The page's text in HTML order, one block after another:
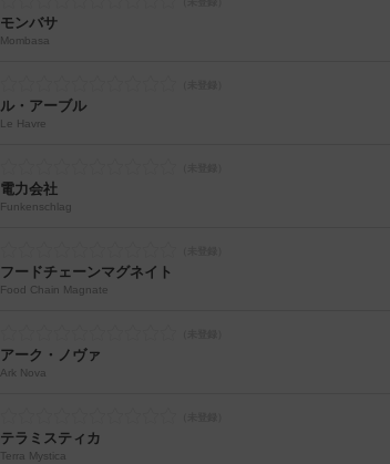
モンバサ
Mombasa
ル・アーブル
Le Havre
電力会社
Funkenschlag
フードチェーンマグネイト
Food Chain Magnate
アーク・ノヴァ
Ark Nova
テラミスティカ
Terra Mystica